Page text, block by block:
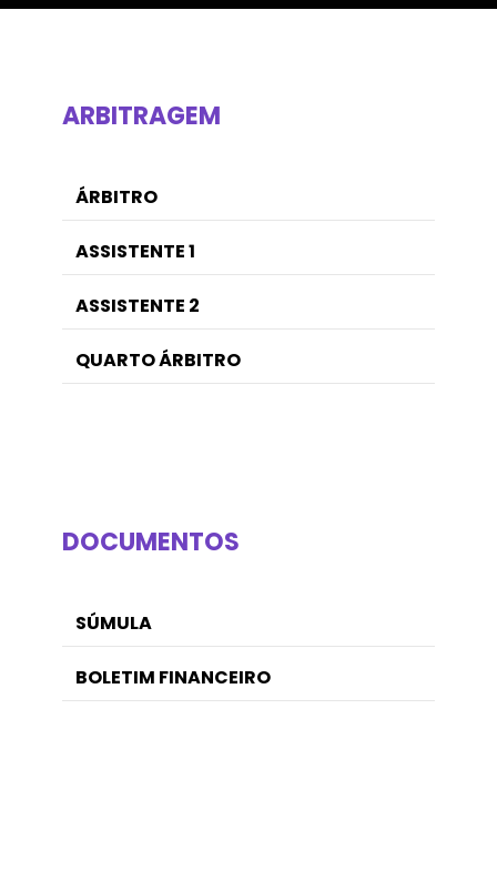
ARBITRAGEM
ÁRBITRO
ASSISTENTE 1
ASSISTENTE 2
QUARTO ÁRBITRO
DOCUMENTOS
SÚMULA
BOLETIM FINANCEIRO